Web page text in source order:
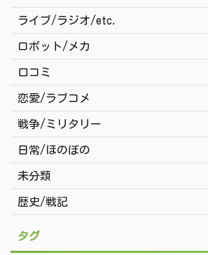
ライブ/ラジオ/etc.
ロボット/メカ
口コミ
恋愛/ラブコメ
戦争/ミリタリー
日常/ほのぼの
未分類
歴史/戦記
タグ